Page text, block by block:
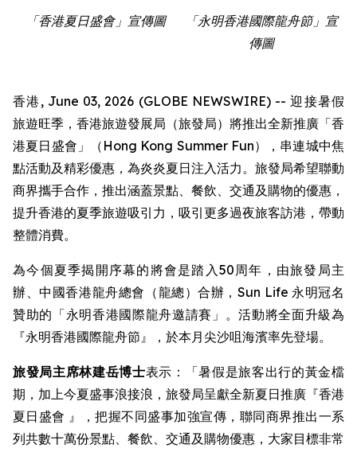
「香港夏日盛會」宣傳圖
「永明香港國際龍舟節」宣
傳圖
香港, June 03, 2026 (GLOBE NEWSWIRE) -- 迎接暑假
旅遊旺季，香港旅遊發展局（旅發局）將推出全新推廣「香
港夏日盛會」（Hong Kong Summer Fun），串連城中焦
點活動及精彩優惠，為炎炎夏日注入活力。旅發局希望聯動
商界攜手合作，推出涵蓋景點、餐飲、交通及購物的優惠，
提升香港的夏季旅遊吸引力，吸引更多過夜旅客訪港，帶動
整體消費。
為今個夏季揭開序幕的將會是踏入50周年，由旅發局主
辦、中國香港龍舟總會（龍總）合辦，Sun Life 永明冠名
贊助的「永明香港國際龍舟邀請賽」。活動將全面升級為
『永明香港國際龍舟節』，於本月尖沙咀海濱率先登場。
旅發局主席林建岳博士表示：「暑假是旅客出行的黃金檔
期，加上今夏盛事浪接浪，旅發局呈獻全新夏日推廣『香港
夏日盛會 』，把握不同盛事加強宣傳，聯同商界推出一系
列共數十萬份景點、餐飲、交通及購物優惠，大家目標非常